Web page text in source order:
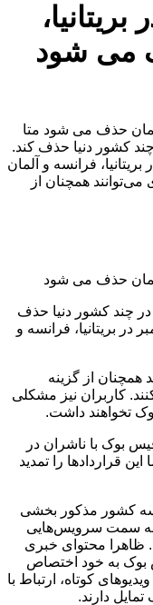
می شود
حذف می شود متا
کشور دنیا حذف کند.
فرانسه و آلمان
همچنان از
آلمان حذف می شود
چند کشور دنیا حذف
در بریتانیا، فرانسه و
از گزینه
کاربران نیز مشکلی
تخواهند داشت.
بوک با ناشران در
این قراردادها را تمدید
سه کشور مذکور بخشی
به سمت سرویس‌هایی
ظاهرا محتوای خبری
بوک به خود اختصاص
کوتاه، ارتباط با
دارند.